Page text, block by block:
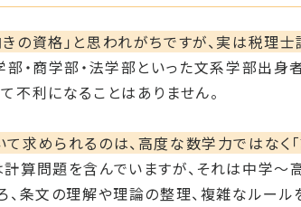
の資格」と思われがちですが、実は税理
部・商学部・法学部といった文系学部出身
不利になることはありません。
求められるのは、高度な数学力ではなく
算問題を含んでいますが、それは中学
、条文の理解や理論の整理、複雑なルー